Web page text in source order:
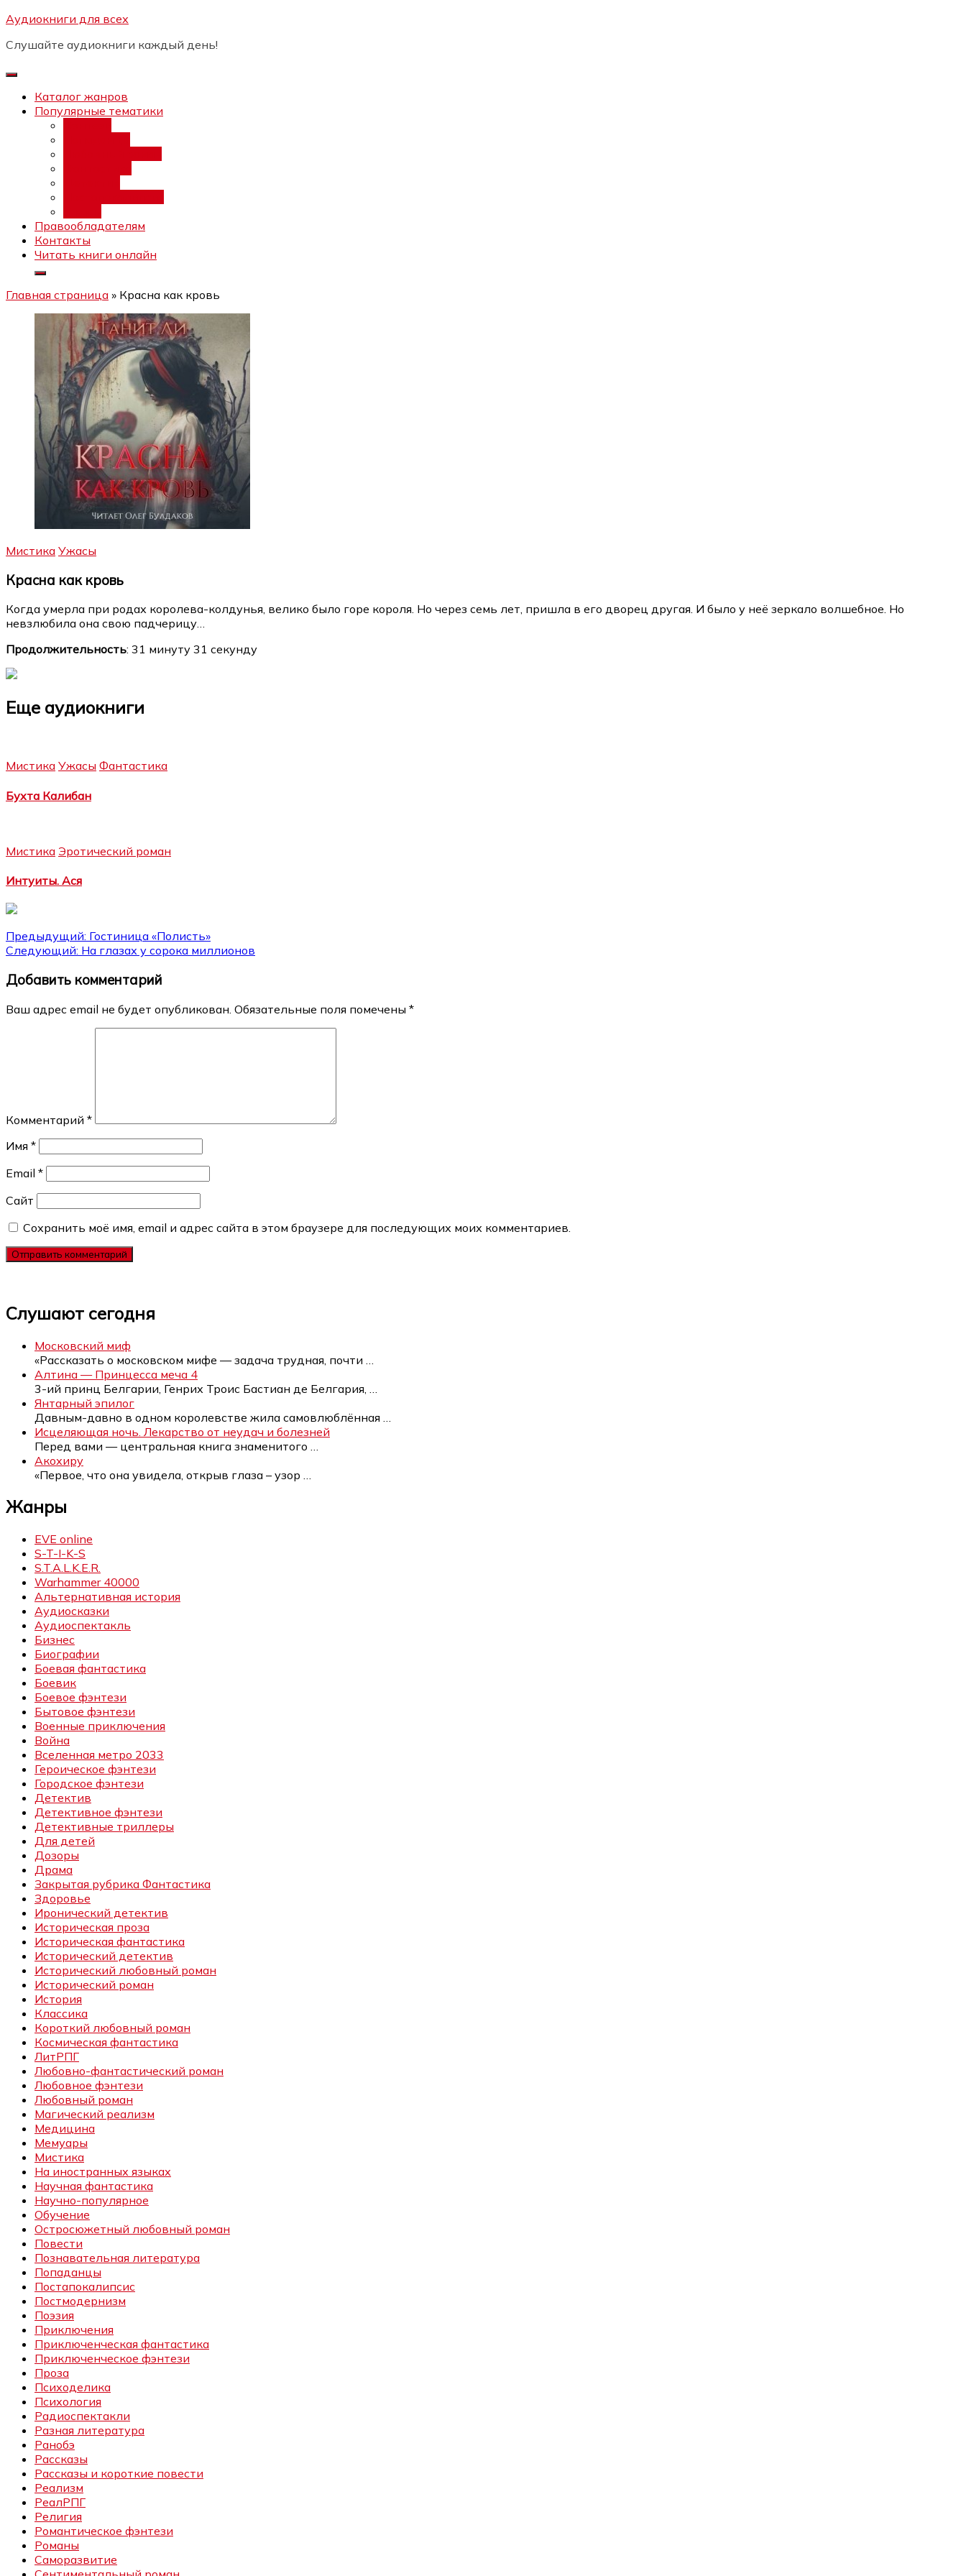
Перейти
содержимому
Аудиокниги для всех
Слушайте аудиокниги каждый день!
Каталог жанров
Популярные тематики
Правообладателям
Контакты
Читать книги онлайн
Главная страница » Красна как кровь
Мистика Ужасы
Красна как кровь
Когда умерла при родах королева-колдунья, велико было горе короля. Но через семь лет, пришла в его дворец другая. И было у неё зеркало волшебное. Но
невзлюбила она свою падчерицу…
Продолжительность: 31 минуту 31 секунду
Еще аудиокниги
Мистика Ужасы Фантастика
Бухта Калибан
Мистика Эротический роман
Интуиты. Ася
Навигация
по
записям
Предыдущий: Гостиница «Полисть»
Следующий: На глазах у сорока миллионов
Добавить комментарий
Ваш адрес email не будет опубликован. Обязательные поля помечены *
Комментарий *
Имя *
Email *
Сайт
Сохранить моё имя, email и адрес сайта в этом браузере для последующих моих комментариев.
Слушают сегодня
Московский миф
«Рассказать о московском мифе — задача трудная, почти
Алтина — Принцесса меча 4
3-ий принц Белгарии, Генрих Троис Бастиан де Белгария,
Янтарный эпилог
Давным-давно в одном королевстве жила самовлюблённая
Исцеляющая ночь. Лекарство от неудач и болезней
Перед вами — центральная книга знаменитого
Акохиру
«Первое, что она увидела, открыв глаза – узор
Жанры
EVE online
S-T-I-K-S
S.T.A.L.K.E.R.
Warhammer 40000
Альтернативная история
Аудиосказки
Аудиоспектакль
Бизнес
Биографии
Боевая фантастика
Боевик
Боевое фэнтези
Бытовое фэнтези
Военные приключения
Война
Вселенная метро 2033
Героическое фэнтези
Городское фэнтези
Детектив
Детективное фэнтези
Детективные триллеры
Для детей
Дозоры
Драма
Закрытая рубрика Фантастика
Здоровье
Иронический детектив
Историческая проза
Историческая фантастика
Исторический детектив
Исторический любовный роман
Исторический роман
История
Классика
Короткий любовный роман
Космическая фантастика
ЛитРПГ
Любовно-фантастический роман
Любовное фэнтези
Любовный роман
Магический реализм
Медицина
Мемуары
Мистика
На иностранных языках
Научная фантастика
Научно-популярное
Обучение
Остросюжетный любовный роман
Повести
Познавательная литература
Попаданцы
Постапокалипсис
Постмодернизм
Поэзия
Приключения
Приключенческая фантастика
Приключенческое фэнтези
Проза
Психоделика
Психология
Радиоспектакли
Разная литература
Ранобэ
Рассказы
Рассказы и короткие повести
Реализм
РеалРПГ
Религия
Романтическое фэнтези
Романы
Саморазвитие